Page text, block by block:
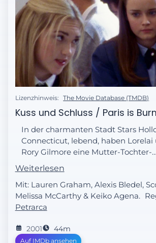
Lizenzhinweis: The Movie Database (TMDB)
Kuss und Schluss / Paris is
In der charmanten Stadt Stars
Connecticut, lebend, haben Lorelai
Rory Gilmore eine Mutter-Tochter-
Beziehung, von der die meisten
nur träumen.
Weiterlesen
Mit: Lauren Graham, Alexis Bledel,
Melissa McCarthy & Keiko Agena.
Petrarca
2001 44m
Auf IMDb ansehen